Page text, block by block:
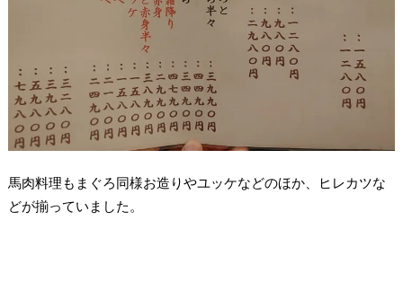
馬肉料理もまぐろ同様お造りやユッケなどのほか、ヒレカツな
どが揃っていました。